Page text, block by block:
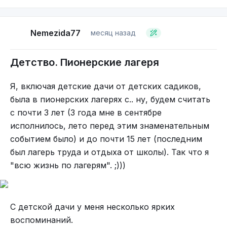
Есть большие открытые территории.
стороны, то сейчас оно не нужно.
проездной по Японии на местных (типа линий
метро) и междугородних поездах. Карта
окупилась за одну только поездку из Токио в
Осаку и обратно, но с сентября она подорожает
на 60% и выгода от неё уже не будет очевидна.
Непосредственно этот проездной можно по
прилёту оформить тут же в аэропорту, как и
дополнительные проездные, по которым мы
ДжиЭрПассом, но, говорят, из-за длинных
очередей в аэропорту, лучше это сделать в
Nemezida77 месяц назад
Детство. Пионерские лагеря
Я, включая детские дачи от детских садиков,
была в пионерских лагерях с.. ну, будем считать
с почти 3 лет (3 года мне в сентябре
исполнилось, лето перед этим знаменательным
событием было) и до почти 15 лет (последним
был лагерь труда и отдыха от школы). Так что я
"всю жизнь по лагерям". ;)))
С детской дачи у меня несколько ярких
воспоминаний.